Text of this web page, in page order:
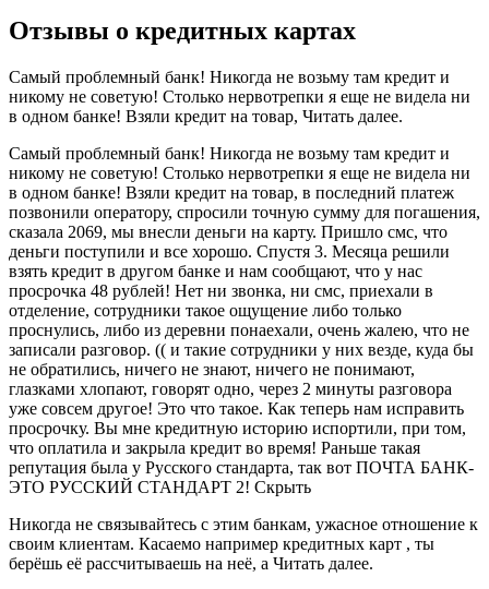
Отзывы о кредитных картах
Самый проблемный банк! Никогда не возьму там кредит и
никому не советую! Столько нервотрепки я еще не видела ни
в одном банке! Взяли кредит на товар, Читать далее.
Самый проблемный банк! Никогда не возьму там кредит и
никому не советую! Столько нервотрепки я еще не видела ни
в одном банке! Взяли кредит на товар, в последний платеж
позвонили оператору, спросили точную сумму для погашения,
сказала 2069, мы внесли деньги на карту. Пришло смс, что
деньги поступили и все хорошо. Спустя 3. Месяца решили
взять кредит в другом банке и нам сообщают, что у нас
просрочка 48 рублей! Нет ни звонка, ни смс, приехали в
отделение, сотрудники такое ощущение либо только
проснулись, либо из деревни понаехали, очень жалею, что не
записали разговор. (( и такие сотрудники у них везде, куда бы
не обратились, ничего не знают, ничего не понимают,
глазками хлопают, говорят одно, через 2 минуты разговора
уже совсем другое! Это что такое. Как теперь нам исправить
просрочку. Вы мне кредитную историю испортили, при том,
что оплатила и закрыла кредит во время! Раньше такая
репутация была у Русского стандарта, так вот ПОЧТА БАНК-
ЭТО РУССКИЙ СТАНДАРТ 2! Скрыть
Никогда не связывайтесь с этим банкам, ужасное отношение к
своим клиентам. Касаемо например кредитных карт , ты
берёшь её рассчитываешь на неё, а Читать далее.